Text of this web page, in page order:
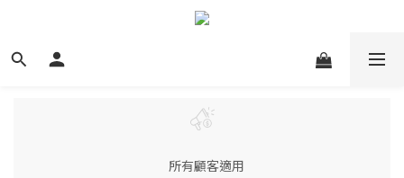
所有顧客適用